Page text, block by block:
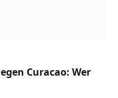
Curacao: Wer